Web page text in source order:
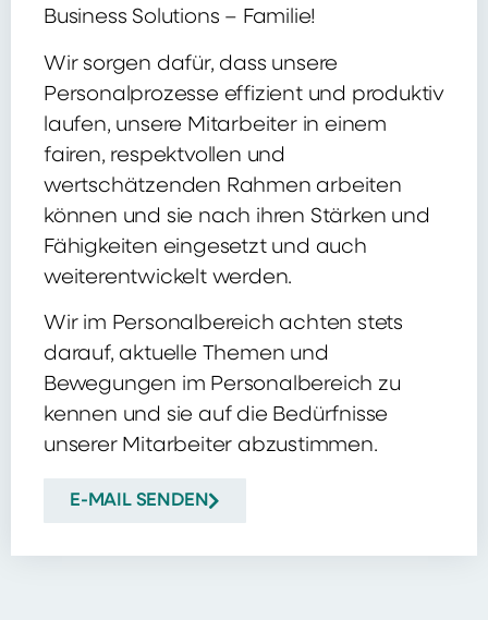
Business Solutions – Familie!
Wir sorgen dafür, dass unsere
Personalprozesse effizient und produktiv
laufen, unsere Mitarbeiter in einem
fairen, respektvollen und
wertschätzenden Rahmen arbeiten
können und sie nach ihren Stärken und
Fähigkeiten eingesetzt und auch
weiterentwickelt werden.
Wir im Personalbereich achten stets
darauf, aktuelle Themen und
Bewegungen im Personalbereich zu
kennen und sie auf die Bedürfnisse
unserer Mitarbeiter abzustimmen.
E-MAIL SENDEN